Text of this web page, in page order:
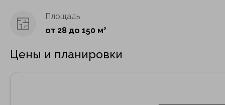
Площадь
от 28 до 150 м2
Цены и планировки